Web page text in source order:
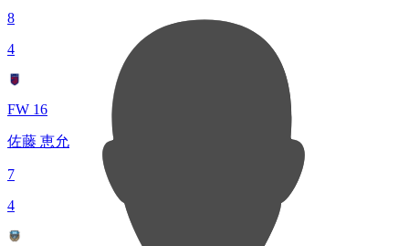
8
4
FW 16
佐藤 恵允
7
4